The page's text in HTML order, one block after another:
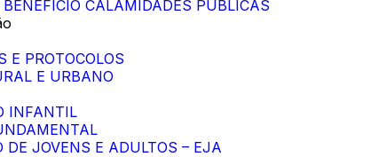
CALAMIDADES PÚBLICAS
E PROTOCOLOS
E URBANO
INFANTIL
JOVENS E ADULTOS – EJA